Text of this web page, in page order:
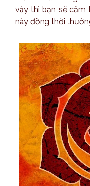
vậy thì bạn sẽ cảm
này đồng thời